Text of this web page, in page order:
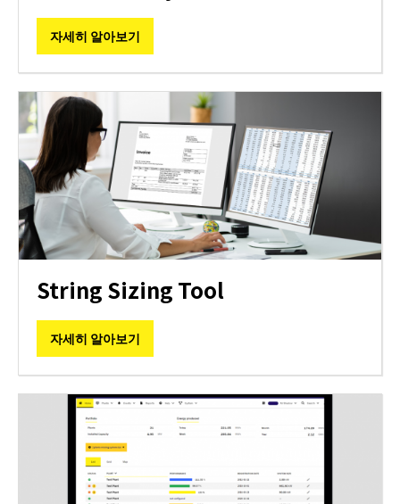
자세히 알아보기
String Sizing Tool
자세히 알아보기